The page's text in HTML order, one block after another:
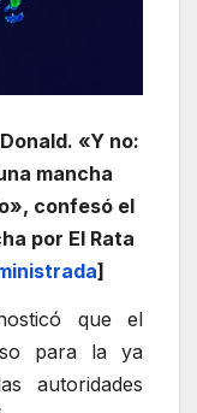
«Y no:
mancha
confesó el
por El Rata
]
que el
para la ya
autoridades